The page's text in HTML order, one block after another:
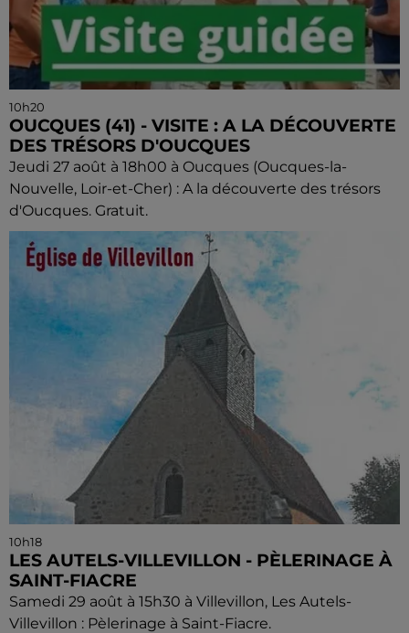
10h20
OUCQUES (41) - VISITE : A LA DÉCOUVERTE
DES TRÉSORS D'OUCQUES
Jeudi 27 août à 18h00 à Oucques (Oucques-la-
Nouvelle, Loir-et-Cher) : A la découverte des trésors
d'Oucques. Gratuit.
10h18
LES AUTELS-VILLEVILLON - PÈLERINAGE À
SAINT-FIACRE
Samedi 29 août à 15h30 à Villevillon, Les Autels-
Villevillon : Pèlerinage à Saint-Fiacre.